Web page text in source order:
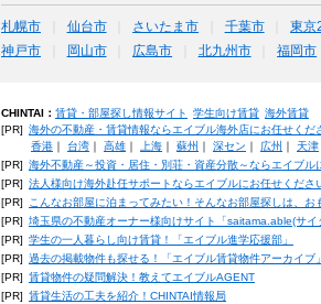
札幌市 仙台市 さいたま市 千葉市 東京
神戸市
岡山市 広島市 北九州市 福岡市
CHINTAI： 賃貸・部屋探し情報サイト 学生向け賃貸 海外賃貸
[PR] 海外の不動産・賃貸情報ならエイブル海外店にお任せくだ
香港｜ 台湾｜ 高雄｜ 上海｜ 蘇州 深セン 広州 天津
[PR] 海外不動産～投資・居住・別荘・資産分散～ならエイブル
[PR] 法人様向け海外赴任サポートならエイブルにお任せくださ
[PR]
こんなお部屋に泊まってみたい！そんなお部屋探しは、お
[PR] 埼玉県の不動産オーナー様向けサイト「saitama.able(サイ
[PR] 学生の一人暮らし向け賃貸！「エイブル進学応援部」
[PR] 過去の掲載物件も探せる！「エイブル賃貸物件アーカイブ」
[PR] 賃貸物件の疑問解決！教えてエイブルAGENT
[PR] 賃貸生活の工夫を紹介！CHINTAI情報局